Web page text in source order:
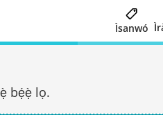
Ìsanwó
bẹ́ẹ̀ lọ.